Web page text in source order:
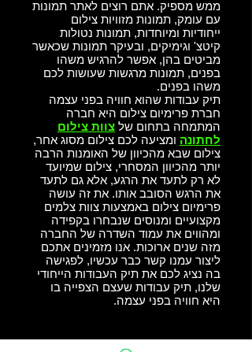
ממש מספיק. אתם רוצים לאתר תמונות
עם עומק, תמונות מזוויות צילום
ייחודיות ומיוחדות, תמונות נטולות
קיטצ' וגימיקים, ובעיקר תמונות שכאשר
מביטים בהן, אפשר להרגיש משהו
בפנים, תמונות מרגשות שעושות לכם
משהו בפנים.
תיק עבודות שהוא חוויה בפני עצמה
חברת פרימיום צילום היא חברה
המתמחה בתחום של צוות צילום
לחתונה ומציעה לכם צילום מסוג אחר,
צילום שבא מהכיוון של האומנות הרבה
יותר מהכיוון המסחרי, צילום שמיועד
לא רק לתעד את הרגע, אלא גם לתעד
את הרגש הסובב אותו. את זה עושה
פרימיום צילום באמצעות צוות צלמים
מקצועיים ומנוסים שנבחרו בקפידה
ומהווים את עמוד השדרה של החברה
מזה שנים ארוכות. אנו מזמינים אתכם
ליצור עמנו קשר כבר עכשיו, לפגישה
בה נציג לכם את תיק העבודות הייחודי
שלנו, תיק עבודות שעצם הצפייה בו
היא חוויה בפני עצמה.